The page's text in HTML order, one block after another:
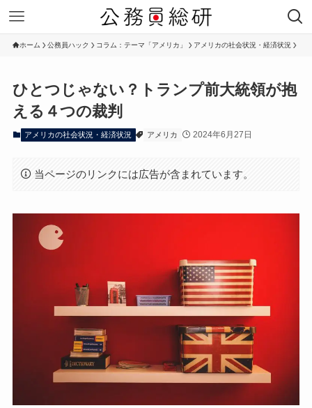
ホーム 公務員ハック コラム：テーマ「アメリカ」 アメリカの社会状況・経済状況
ひとつじゃない？トランプ前大統領が抱
える４つの裁判
アメリカの社会状況・経済状況 アメリカ 2024年6月27日
当ページのリンクには広告が含まれています。